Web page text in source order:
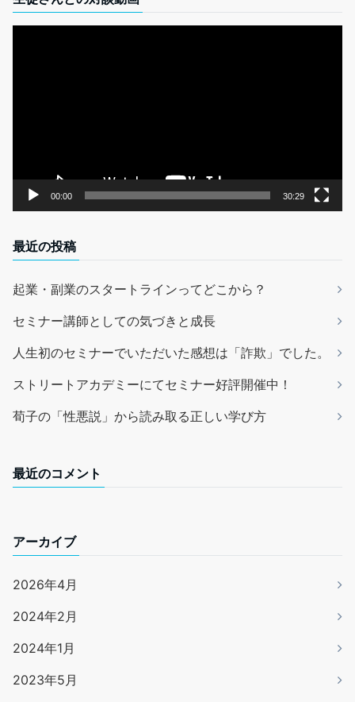
00:00 30:29
最近の投稿
起業・副業のスタートラインってどこから？
セミナー講師としての気づきと成長
人生初のセミナーでいただいた感想は「詐欺」でした。
ストリートアカデミーにてセミナー好評開催中！
荀子の「性悪説」から読み取る正しい学び方
最近のコメント
アーカイブ
2026年4月
2024年2月
2024年1月
2023年5月